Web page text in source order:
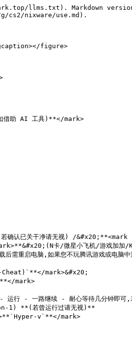
llms.txt). Markdown
cs2/nixware/use.md).
figure>
借助 AI 工具)**</mark>
关干净请无视) /
卡/微星小飞机/游戏加加/
启电脑,如果您不玩腾讯游戏或电
mark>&#x20;
mark>
一路继续 - 耐心等待几分钟即可,若
**(若曾运行过请无视)**
v`**</mark>